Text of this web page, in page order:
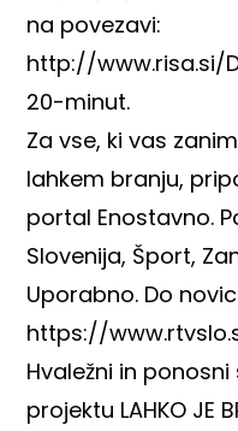
na povezavi:
http://www.risa.si/
20-minut.
Za vse, ki vas
lahkem branju,
portal Enostavno.
Slovenija, Šport,
Uporabno. Do
https://
Hvaležni in
projektu LAHKO JE